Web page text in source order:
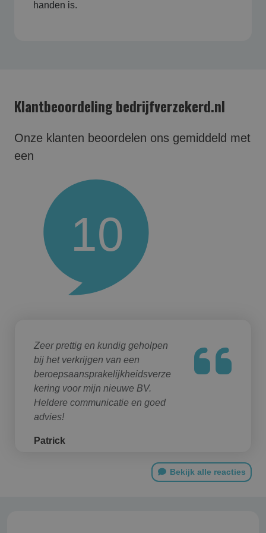
handen is.
Klantbeoordeling bedrijfverzekerd.nl
Onze klanten beoordelen ons gemiddeld met
een
10
Zeer prettig en kundig geholpen
bij het verkrijgen van een
beroepsaansprakelijkheidsverze
kering voor mijn nieuwe BV.
Heldere communicatie en goed
advies!
Patrick
Bekijk alle reacties